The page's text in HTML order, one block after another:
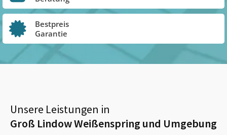
Bestpreis
Garantie
Unsere Leistungen in
Groß Lindow Weißenspring und Umgebung